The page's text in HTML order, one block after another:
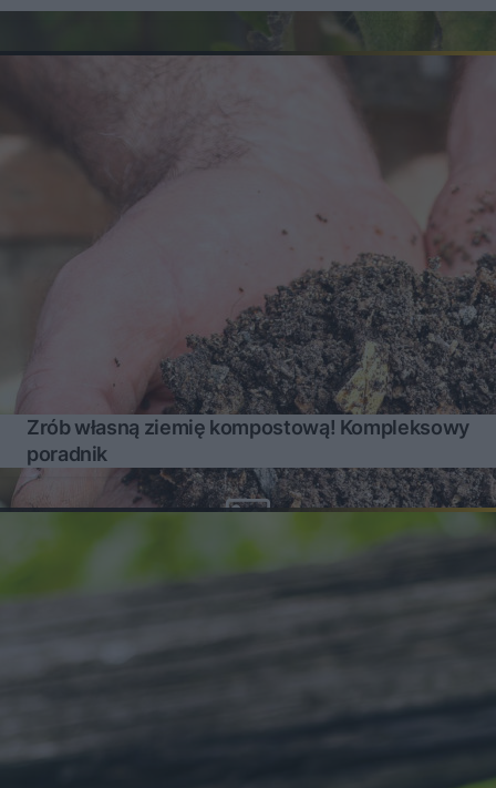
Zrób własną ziemię kompostową! Kompleksowy
poradnik